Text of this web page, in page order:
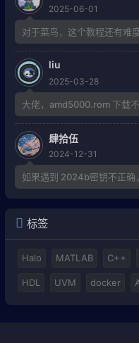
2025-06-01
对于菜鸟，这个教程还有难
liu
2025-03-28
大佬，amd5000.rom 下载不
肆拾伍
2024-12-31
如果遇到 2024b密钥不正确
标签
Halo MATLAB C++
HDL UVM docker